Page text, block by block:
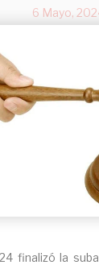
6 Mayo,
finalizó la